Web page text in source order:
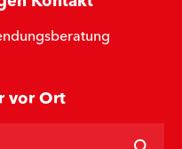
vor Ort